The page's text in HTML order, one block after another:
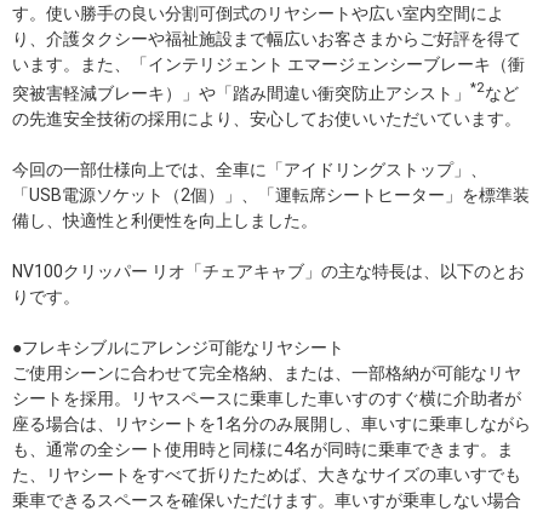
す。使い勝手の良い分割可倒式のリヤシートや広い室内空間によ
り、介護タクシーや福祉施設まで幅広いお客さまからご好評を得て
います。また、「インテリジェント エマージェンシーブレーキ（衝
突被害軽減ブレーキ）」や「踏み間違い衝突防止アシスト」 *2など
の先進安全技術の採用により、安心してお使いいただいています。
今回の一部仕様向上では、全車に「アイドリングストップ」、
「USB電源ソケット（2個）」、「運転席シートヒーター」を標準装
備し、快適性と利便性を向上しました。
NV100クリッパー リオ「チェアキャブ」の主な特長は、以下のとお
りです。
●フレキシブルにアレンジ可能なリヤシート
ご使用シーンに合わせて完全格納、または、一部格納が可能なリヤ
シートを採用。リヤスペースに乗車した車いすのすぐ横に介助者が
座る場合は、リヤシートを1名分のみ展開し、車いすに乗車しながら
も、通常の全シート使用時と同様に4名が同時に乗車できます。ま
た、リヤシートをすべて折りたためば、大きなサイズの車いすでも
乗車できるスペースを確保いただけます。車いすが乗車しない場合